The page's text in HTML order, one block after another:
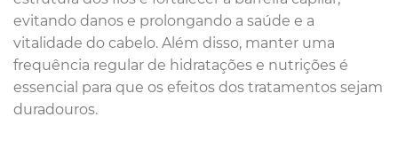
evitando danos e prolongando a saúde e a
vitalidade do cabelo. Além disso, manter uma
frequência regular de hidratações e nutrições é
essencial para que os efeitos dos tratamentos sejam
duradouros.